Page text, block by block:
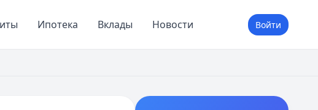
Ипотека Вклады Новости Войти